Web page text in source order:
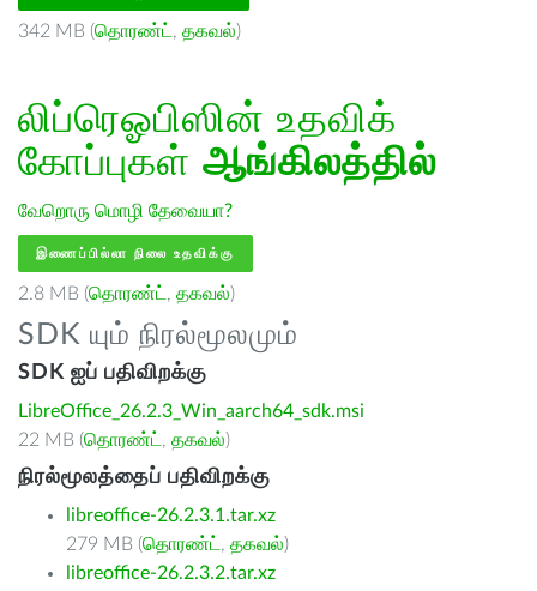
342 MB (தொரண்ட் , தகவல்)
லிப்ரெஓபிஸின் உதவிக்
கோப்புகள் ஆங்கிலத்தில்
வேறொரு மொழி தேவையா?
இணைப்பில்லா நிலை உதவிக்கு
2.8 MB (தொரண்ட் , தகவல்)
SDK யும் நிரல்மூலமும்
SDK ஐப் பதிவிறக்கு
LibreOffice_26.2.3_Win_aarch64_sdk.msi
22 MB (தொரண்ட் , தகவல்)
நிரல்மூலத்தைப் பதிவிறக்கு
libreoffice-26.2.3.1.tar.xz
279 MB (தொரண்ட் , தகவல்)
libreoffice-26.2.3.2.tar.xz